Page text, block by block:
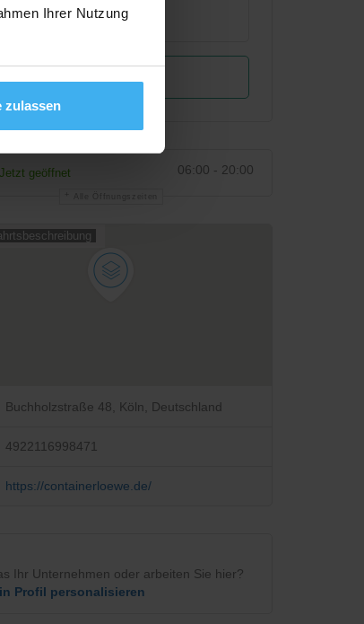
Ihrer Nutzung
zulassen
Jetzt geöffnet 06:00 - 20:00
Buchholzstraße 48, Köln, Deutschland
4922116998471
https://containerloewe.de/
Ihr Unternehmen oder arbeiten Sie hier?
Profil personalisieren